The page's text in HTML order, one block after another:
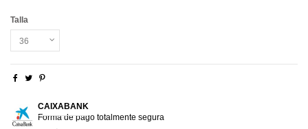
Talla
CAIXABANK
Forma de pago totalmente segura